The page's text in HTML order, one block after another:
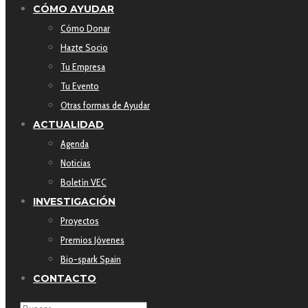
CÓMO AYUDAR
Cómo Donar
Hazte Socio
Tu Empresa
Tu Evento
Otras formas de Ayudar
ACTUALIDAD
Agenda
Noticias
Boletín VEC
INVESTIGACIÓN
Proyectos
Premios Jóvenes
Bio-spark Spain
CONTACTO